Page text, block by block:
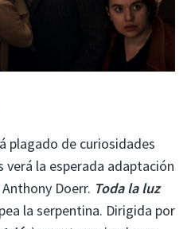
plagado de curiosidades
verá la esperada adaptación
Doerr. Toda la luz
la serpentina. Dirigida por